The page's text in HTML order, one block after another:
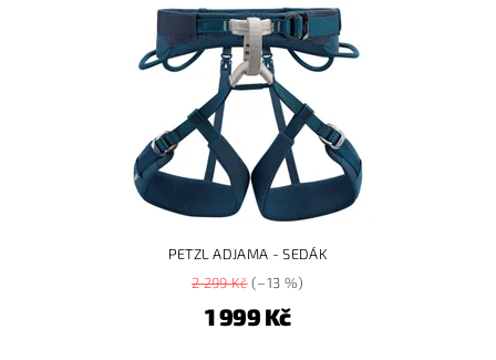
PETZL ADJAMA - SEDÁK
2 299 Kč(–13 %)
1 999 Kč